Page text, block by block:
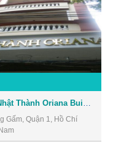
Gấm, Quận 1, Hồ Chí